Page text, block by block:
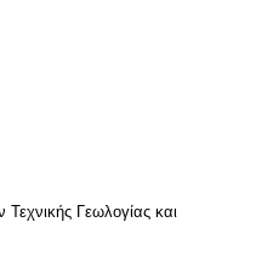
Γεωλογίας και